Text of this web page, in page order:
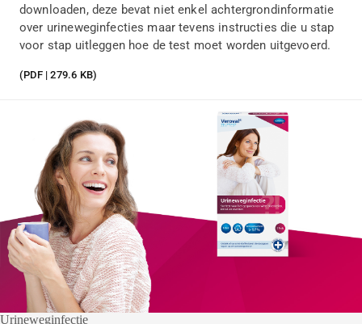
downloaden, deze bevat niet enkel achtergrondinformatie
over urineweginfecties maar tevens instructies die u stap
voor stap uitleggen hoe de test moet worden uitgevoerd.
(PDF | 279.6 KB)
Urineweginfectie